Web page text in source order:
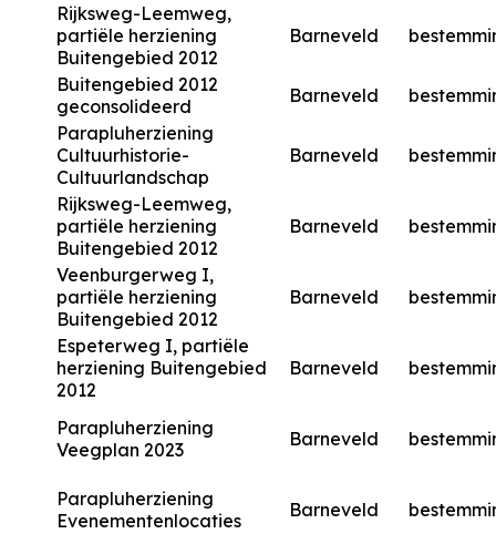
Rijksweg-Leemweg,
partiële herziening
Buitengebied 2012
Barneveld
Buitengebied 2012
geconsolideerd
Barneveld
Parapluherziening
Cultuurhistorie-
Cultuurlandschap
Barneveld
Rijksweg-Leemweg,
partiële herziening
Buitengebied 2012
Barneveld
Veenburgerweg I,
partiële herziening
Buitengebied 2012
Barneveld
Espeterweg I, partiële
herziening Buitengebied
2012
Barneveld
Parapluherziening
Veegplan 2023
Barneveld
Parapluherziening
Evenementenlocaties
Barneveld